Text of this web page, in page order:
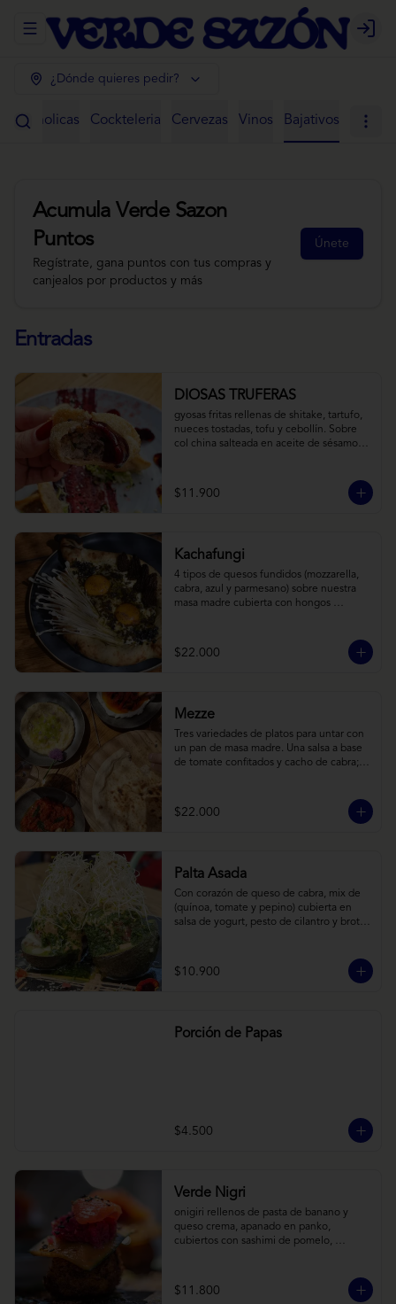
Abrir menu de navegación Login
¿Dónde quieres pedir?
Alcoholicas Cockteleria Cervezas Vinos Bajativos
Acumula Verde Sazon
Puntos
Regístrate, gana puntos con tus compras y
canjealos por productos y más
Únete
Entradas
DIOSAS TRUFERAS
gyosas fritas rellenas de shitake, tartufo,
nueces tostadas, tofu y cebollín. Sobre
col china salteada en aceite de sésamo,
$11.900
Kachafungi
4 tipos de quesos fundidos (mozzarella,
cabra, azul y parmesano) sobre nuestra
masa madre cubierta con hongos
frescas y pequeños toques de
chimichurri.
$22.000
Mezze
Tres variedades de platos para untar con
un pan de masa madre. Una salsa a base
de tomate confitados y cacho de cabra;
cebollas horneadas largamente, con
toques de aceite asiático sobre cama de
$22.000
Palta Asada
Con corazón de queso de cabra, mix de
(quínoa, tomate y pepino) cubierta en
salsa de yogurt, pesto de cilantro y brotes
$10.900
Porción de Papas
$4.500
Verde Nigri
onigiri rellenos de pasta de banano y
queso crema, apanado en panko,
cubiertos con sashimi de pomelo,
de crema de coco con wasabi y tierra de
cochayuyo.
$11.800